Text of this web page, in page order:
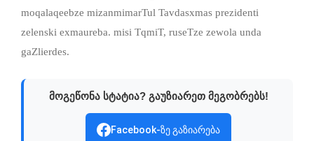
moqalaqeebze mizanmimarTul Tavdasxmas prezidenti
zelenski exmaureba. misi TqmiT, ruseTze zewola unda
gaZlierdes.
მოგეწონა სტატია? გაუზიარეთ მეგობრებს!
Facebook-ზე გაზიარება